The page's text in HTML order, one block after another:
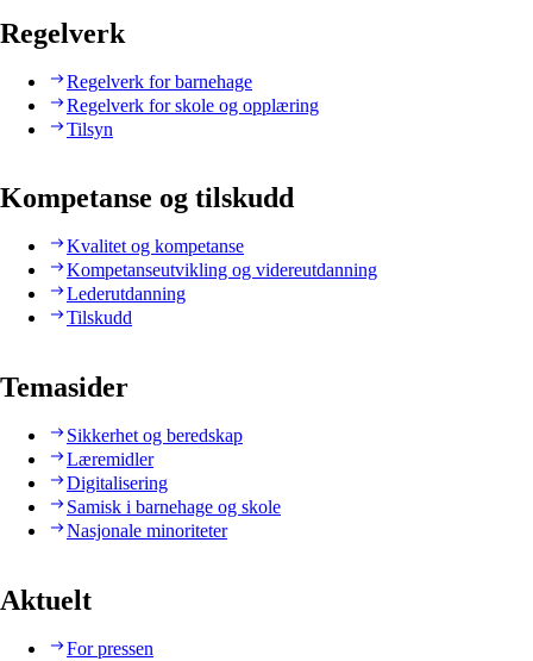
Regelverk
Regelverk for barnehage
Regelverk for skole og opplæring
Tilsyn
Kompetanse og tilskudd
Kvalitet og kompetanse
Kompetanseutvikling og videreutdanning
Lederutdanning
Tilskudd
Temasider
Sikkerhet og beredskap
Læremidler
Digitalisering
Samisk i barnehage og skole
Nasjonale minoriteter
Aktuelt
For pressen